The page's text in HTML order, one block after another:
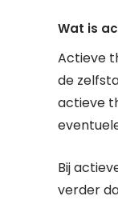
Wat is
Actieve
de
actieve
Bij
verder